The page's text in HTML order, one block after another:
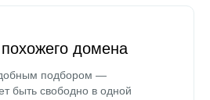
домена
подбором —
быть свободно в одной